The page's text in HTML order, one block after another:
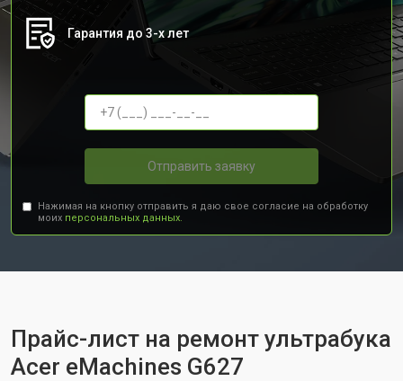
Гарантия до 3-х лет
Отправить заявку
Нажимая на кнопку отправить я даю свое согласие на обработку
моих персональных данных.
Прайс-лист на ремонт ультрабука
Acer eMachines G627